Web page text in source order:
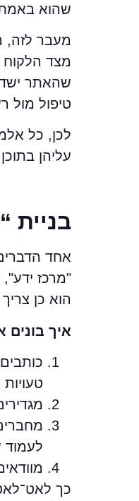
שהוא באמת
מעבר לזה,
מצד הלקוח
שהאתר
טיפול מול
לכן, כל
עליהן
בניית
אחד
"מרכז
הוא כן
איך בונים
לעמוד